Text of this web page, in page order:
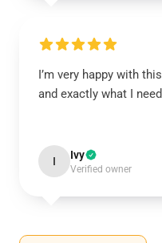
I’m very happy with
and exactly what I
I Ivy
Verified owner